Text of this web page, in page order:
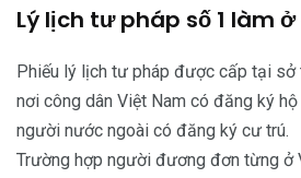
Lý lịch tư pháp số 1 làm
Phiếu lý lịch tư pháp được cấp tại sở
nơi công dân Việt Nam có đăng ký
người nước ngoài có đăng ký cư trú.
Trường hợp người đương đơn từng ở